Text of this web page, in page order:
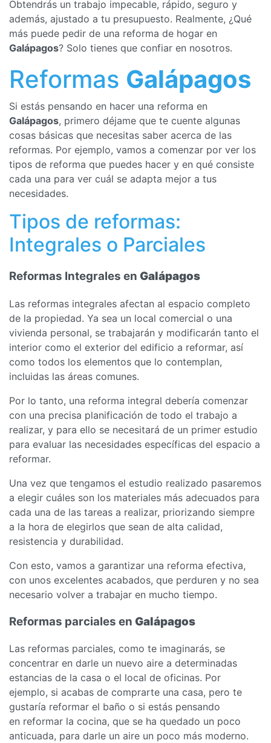
Obtendrás un trabajo impecable, rápido, seguro y
además, ajustado a tu presupuesto. Realmente, ¿Qué
más puede pedir de una reforma de hogar en
Galápagos? Solo tienes que confiar en nosotros.
Reformas Galápagos
Si estás pensando en hacer una reforma en
Galápagos, primero déjame que te cuente algunas
cosas básicas que necesitas saber acerca de las
reformas. Por ejemplo, vamos a comenzar por ver los
tipos de reforma que puedes hacer y en qué consiste
cada una para ver cuál se adapta mejor a tus
necesidades.
Tipos de reformas:
Integrales o Parciales
Reformas Integrales en Galápagos
Las reformas integrales afectan al espacio completo
de la propiedad. Ya sea un local comercial o una
vivienda personal, se trabajarán y modificarán tanto el
interior como el exterior del edificio a reformar, así
como todos los elementos que lo contemplan,
incluidas las áreas comunes.
Por lo tanto, una reforma integral debería comenzar
con una precisa planificación de todo el trabajo a
realizar, y para ello se necesitará de un primer estudio
para evaluar las necesidades específicas del espacio a
reformar.
Una vez que tengamos el estudio realizado pasaremos
a elegir cuáles son los materiales más adecuados para
cada una de las tareas a realizar, priorizando siempre
a la hora de elegirlos que sean de alta calidad,
resistencia y durabilidad.
Con esto, vamos a garantizar una reforma efectiva,
con unos excelentes acabados, que perduren y no sea
necesario volver a trabajar en mucho tiempo.
Reformas parciales en Galápagos
Las reformas parciales, como te imaginarás, se
concentrar en darle un nuevo aire a determinadas
estancias de la casa o el local de oficinas. Por
ejemplo, si acabas de comprarte una casa, pero te
gustaría reformar el baño o si estás pensando
en reformar la cocina, que se ha quedado un poco
anticuada, para darle un aire un poco más moderno.